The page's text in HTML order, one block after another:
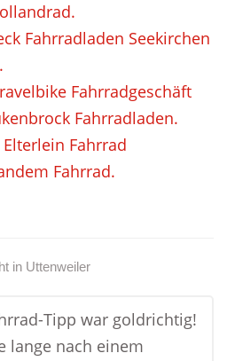
Fahrradladen Seekirchen
Fahrradgeschäft
Fahrradladen.
Fahrrad
Fahrrad.
in Uttenweiler
Tipp war goldrichtig!
lange nach einem